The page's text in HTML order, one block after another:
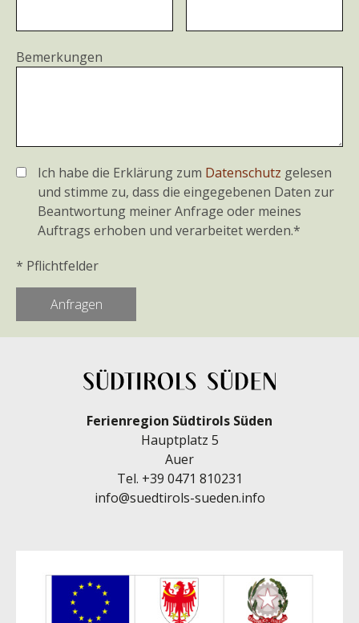
Bemerkungen
Ich habe die Erklärung zum Datenschutz gelesen
und stimme zu, dass die eingegebenen Daten zur
Beantwortung meiner Anfrage oder meines
Auftrags erhoben und verarbeitet werden.*
* Pflichtfelder
Ferienregion Südtirols Süden
Hauptplatz 5
Auer
Tel. +39 0471 810231
info@suedtirols-sueden.info